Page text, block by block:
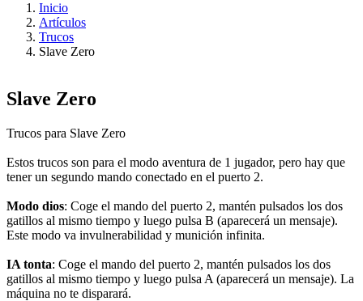
Inicio
Artículos
Trucos
Slave Zero
Slave Zero
Trucos para Slave Zero
Estos trucos son para el modo aventura de 1 jugador, pero hay que
tener un segundo mando conectado en el puerto 2.
Modo dios: Coge el mando del puerto 2, mantén pulsados los dos
gatillos al mismo tiempo y luego pulsa B (aparecerá un mensaje).
Este modo va invulnerabilidad y munición infinita.
IA tonta: Coge el mando del puerto 2, mantén pulsados los dos
gatillos al mismo tiempo y luego pulsa A (aparecerá un mensaje). La
máquina no te disparará.